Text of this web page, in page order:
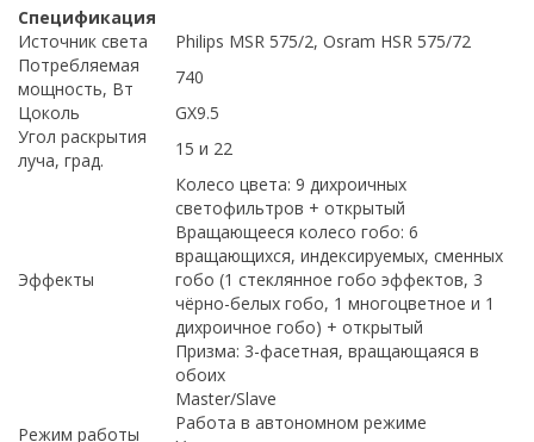
Спецификация
Источник света
Philips MSR 575/2, Osram HSR 575/72
Потребляемая
мощность, Вт
740
Цоколь
GX9.5
Угол раскрытия
луча, град.
15 и 22
Эффекты
Колесо цвета: 9 дихроичных
светофильтров + открытый
Вращающееся колесо гобо: 6
вращающихся, индексируемых, сменных
гобо (1 стеклянное гобо эффектов, 3
чёрно-белых гобо, 1 многоцветное и 1
дихроичное гобо) + открытый
Призма: 3-фасетная, вращающаяся в
обоих
Режим работы
Master/Slave
Работа в автономном режиме